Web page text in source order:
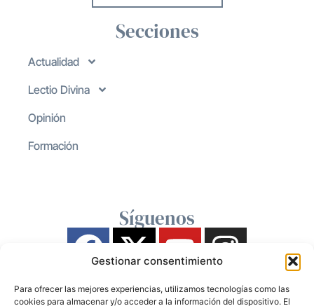
Gestionar consentimiento
Para ofrecer las mejores experiencias, utilizamos tecnologías como las
cookies para almacenar y/o acceder a la información del dispositivo. El
Secciones
Actualidad
Lectio Divina
Opinión
Formación
Síguenos